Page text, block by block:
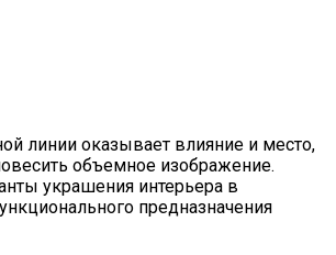
линии оказывает влияние и место,
объемное изображение.
украшения интерьера в
предназначения